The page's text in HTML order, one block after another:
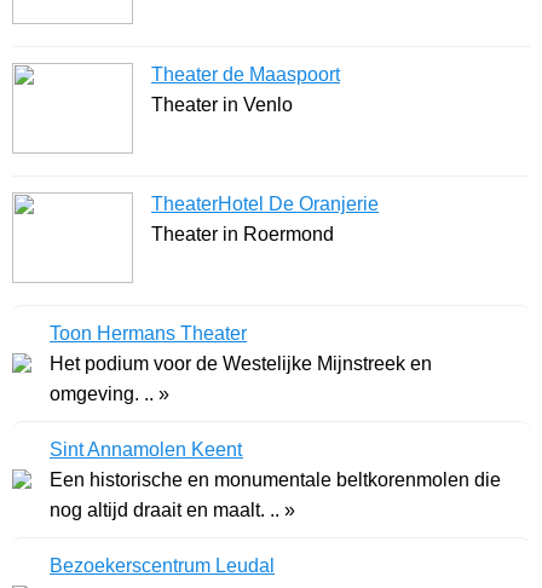
Theater de Maaspoort
Theater in Venlo
TheaterHotel De Oranjerie
Theater in Roermond
Toon Hermans Theater
Het podium voor de Westelijke Mijnstreek en
omgeving. .. »
Sint Annamolen Keent
Een historische en monumentale beltkorenmolen die
nog altijd draait en maalt. .. »
Bezoekerscentrum Leudal